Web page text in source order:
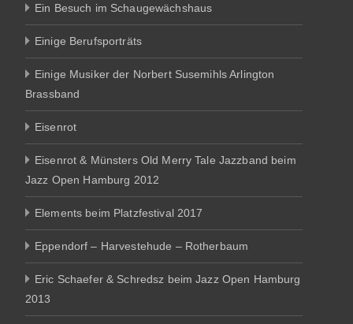
Ein Besuch im Schaugewächshaus
Einige Berufsporträts
Einige Musiker der Norbert Susemihls Arlington
Brassband
Eisenrot
Eisenrot & Münsters Old Merry Tale Jazzband beim
Jazz Open Hamburg 2012
Elements beim Platzfestival 2017
Eppendorf – Harvestehude – Rotherbaum
Eric Schaefer & Schredsz beim Jazz Open Hamburg
2013